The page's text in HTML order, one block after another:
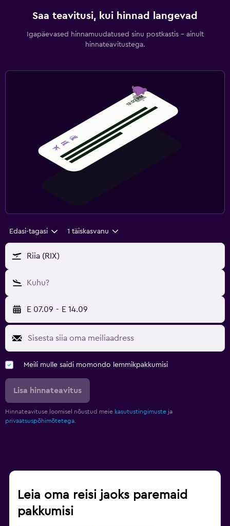
Saa teavitusi, kui hinnad langevad
Igapäevased hinnamuudatused sinu postkastis – ainult
hinnateavitustega.
Edasi-tagasi 1 täiskasvanu
Riia (RIX)
Kuhu?
E 07.09 - E 14.09
Meili mulle saidi momondo lemmikpakkumisi
Lisa hinnateavitus
Hinnateavituse loomisel nõustud meie kasutustingimuste ja
privaatsuspõhimõtetega.
Leia oma reisi jaoks paremaid
pakkumisi